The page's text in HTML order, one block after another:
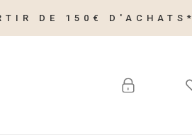
DE 150€ D'ACHATS*